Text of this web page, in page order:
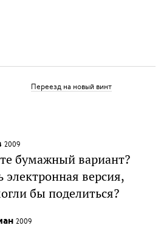
Переезд на новый винт
2009
бумажный вариант?
электронная версия,
бы поделиться?
2009